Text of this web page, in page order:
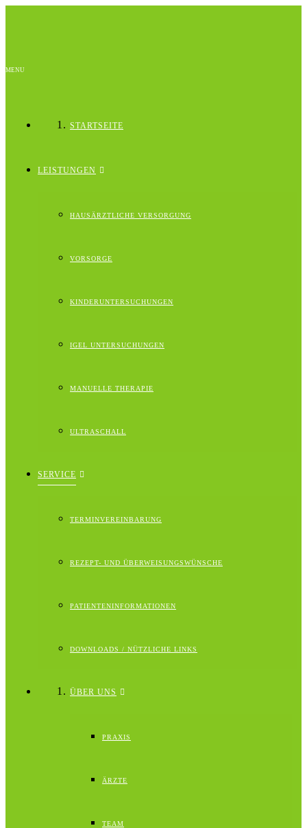
MENU
STARTSEITE
LEISTUNGEN
HAUSÄRZTLICHE VERSORGUNG
VORSORGE
KINDERUNTERSUCHUNGEN
IGEL UNTERSUCHUNGEN
MANUELLE THERAPIE
ULTRASCHALL
SERVICE
TERMINVEREINBARUNG
REZEPT- UND ÜBERWEISUNGSWÜNSCHE
PATIENTENINFORMATIONEN
DOWNLOADS / NÜTZLICHE LINKS
ÜBER UNS
PRAXIS
ÄRZTE
TEAM